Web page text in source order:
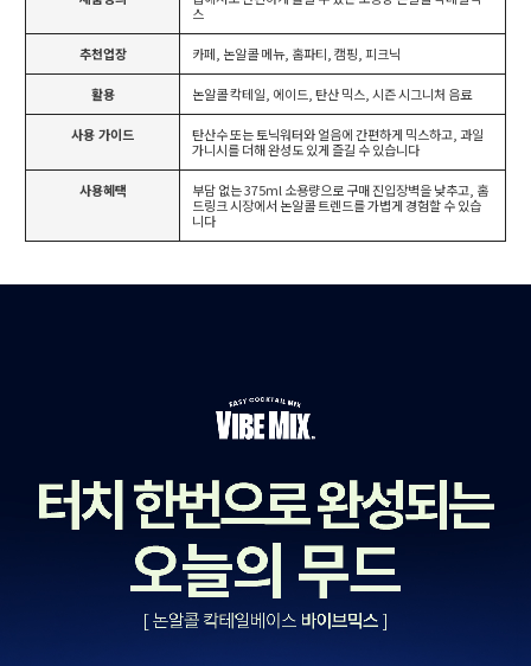
스
추천업장 카페, 논알콜 메뉴, 홈파티, 캠핑, 피크닉
활용 논알콜 칵테일, 에이드, 탄산 믹스, 시즌 시그니처 음료
사용 가이드
탄산수 또는 토닉워터와 얼음에 간편하게 믹스하고, 과일
가니시를 더해 완성도 있게 즐길 수 있습니다
사용혜택
부담 없는 375ml 소용량으로 구매 진입장벽을 낮추고, 홈
드링크 시장에서 논알콜 트렌드를 가볍게 경험할 수 있습
니다